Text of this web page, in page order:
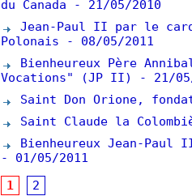
du Canada
- 21/05/2010
Jean-Paul II par le
Polonais
- 08/05/2011
Bienheureux Père
Vocations" (JP II)
- 21/
Saint Don Orione,
Saint Claude la
Bienheureux Jean-
- 01/05/2011
1
2